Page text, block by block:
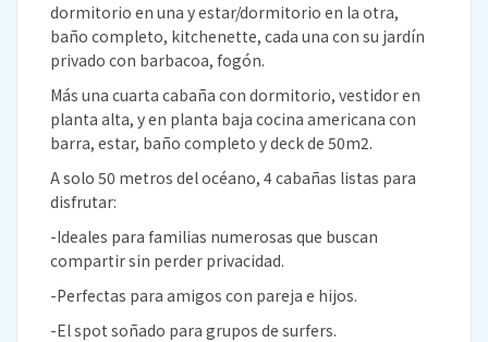
dormitorio en una y estar/dormitorio en la otra,
baño completo, kitchenette, cada una con su jardín
privado con barbacoa, fogón.
Más una cuarta cabaña con dormitorio, vestidor en
planta alta, y en planta baja cocina americana con
barra, estar, baño completo y deck de 50m2.
A solo 50 metros del océano, 4 cabañas listas para
disfrutar:
-Ideales para familias numerosas que buscan
compartir sin perder privacidad.
-Perfectas para amigos con pareja e hijos.
-El spot soñado para grupos de surfers.